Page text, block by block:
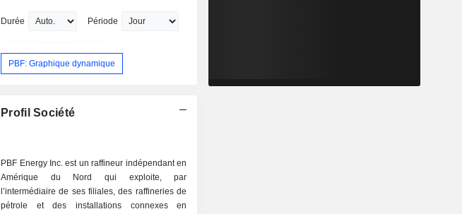
Durée Période
PBF: Graphique dynamique
Profil Société
PBF Energy Inc. est un raffineur indépendant en
Amérique du Nord qui exploite, par
l’intermédiaire de ses filiales, des raffineries de
pétrole et des installations connexes en